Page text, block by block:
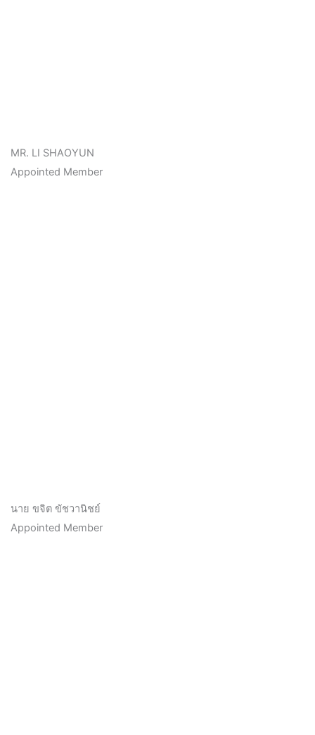
MR. LI SHAOYUN
Appointed Member
นาย ขจิต ขัชวานิชย์
Appointed Member